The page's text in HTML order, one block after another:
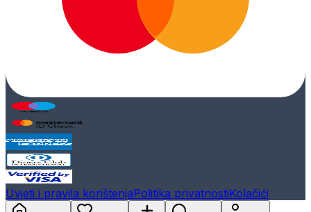
Uvjeti i pravila korištenjaPolitika privatnostiKolačići